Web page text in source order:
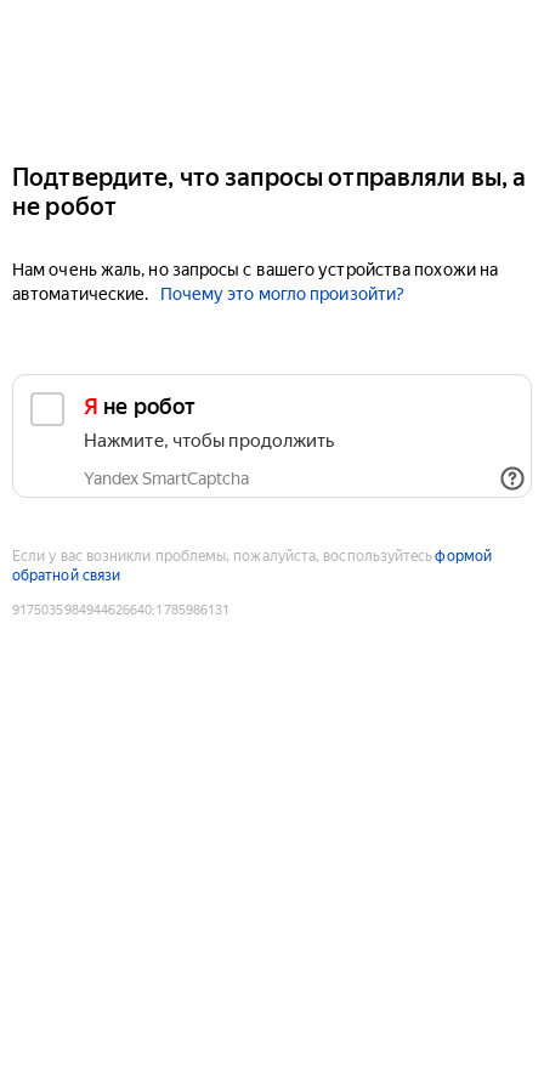
Подтвердите, что запросы отправляли вы, а
не робот
Нам очень жаль, но запросы с вашего устройства похожи на
автоматические.
Почему это могло произойти?
Я не робот
Нажмите, чтобы продолжить
Yandex SmartCaptcha
Если у вас возникли проблемы, пожалуйста, воспользуйтесьформой
обратной связи
9175035984944626640:1785986131